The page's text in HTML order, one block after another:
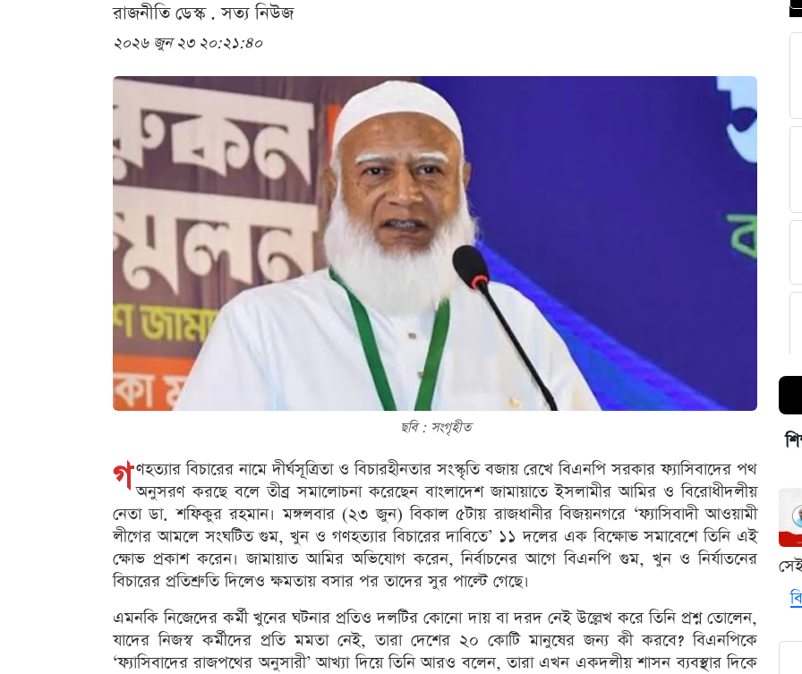
রাজনীতি ডেস্ক . সত্য নিউজ
২০২৬ জুন ২৩ ২০:২১:৪০
ছবি : সংগৃহীত
গ ণহত্যার বিচারের নামে দীর্ঘসূত্রিতা ও বিচারহীনতার সংস্কৃতি বজায় রেখে বিএনপি সরকার ফ্যাসিবাদের পথ
অনুসরণ করছে বলে তীব্র সমালোচনা করেছেন বাংলাদেশ জামায়াতে ইসলামীর আমির ও বিরোধীদলীয়
নেতা ডা. শফিকুর রহমান। মঙ্গলবার (২৩ জুন) বিকাল ৫টায় রাজধানীর বিজয়নগরে ‘ফ্যাসিবাদী আওয়ামী
লীগের আমলে সংঘটিত গুম, খুন ও গণহত্যার বিচারের দাবিতে’ ১১ দলের এক বিক্ষোভ সমাবেশে তিনি এই
ক্ষোভ প্রকাশ করেন। জামায়াত আমির অভিযোগ করেন, নির্বাচনের আগে বিএনপি গুম, খুন ও নির্যাতনের
বিচারের প্রতিশ্রুতি দিলেও ক্ষমতায় বসার পর তাদের সুর পাল্টে গেছে।
এমনকি নিজেদের কর্মী খুনের ঘটনার প্রতিও দলটির কোনো দায় বা দরদ নেই উল্লেখ করে তিনি প্রশ্ন তোলেন,
যাদের নিজস্ব কর্মীদের প্রতি মমতা নেই, তারা দেশের ২০ কোটি মানুষের জন্য কী করবে? বিএনপিকে
‘ফ্যাসিবাদের রাজপথের অনুসারী’ আখ্যা দিয়ে তিনি আরও বলেন, তারা এখন একদলীয় শাসন ব্যবস্থার দিকে